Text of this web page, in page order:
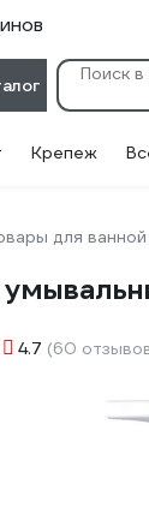
Крепеж
для
4.7 (60